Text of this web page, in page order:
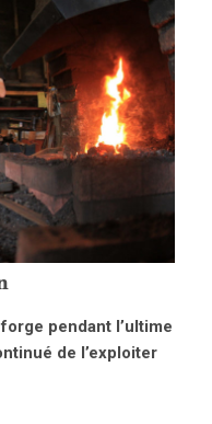
pendant l’ultime
de l’exploiter